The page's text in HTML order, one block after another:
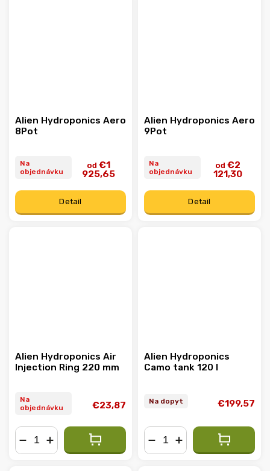
Alien Hydroponics Aero
8Pot
Na
objednávku
od €1
925,65
Detail
Alien Hydroponics Aero
9Pot
Na
objednávku
od €2
121,30
Detail
Alien Hydroponics Air
Injection Ring 220 mm
Na
objednávku
€23,87
Alien Hydroponics
Camo tank 120 l
Na dopyt €199,57